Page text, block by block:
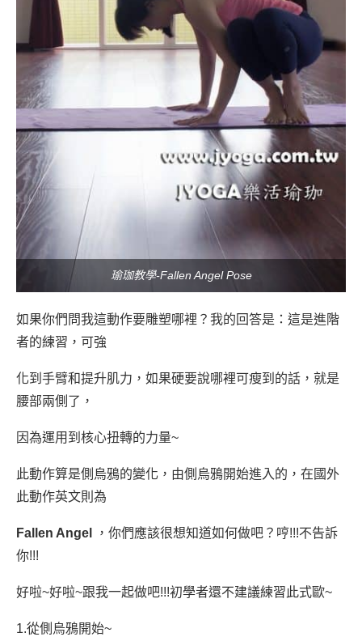
瑜珈教學-Fallen Angel Pose
如果你們問我這動作要雕塑哪裡？我的回答是：這是進階
者的練習，可強
化到手臂和提升肌力 ，如果硬要說哪裡可瘦到的話，就是
腰部兩側了，
因為運用到核心扭轉的力量~
此動作算是側烏鴉的變化，由側烏鴉開始進入的，在國外
此動作英文則為
Fallen Angel ， 你們應該很想知道如何做吧？哼!!!不告訴
你!!!
好啦~好啦~跟我一起做吧!!!初學者還不建議練習此式歐~
1.從側烏鴉開始~